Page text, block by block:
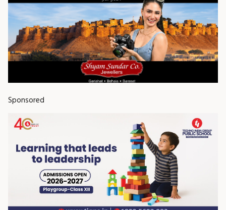
Sponsored